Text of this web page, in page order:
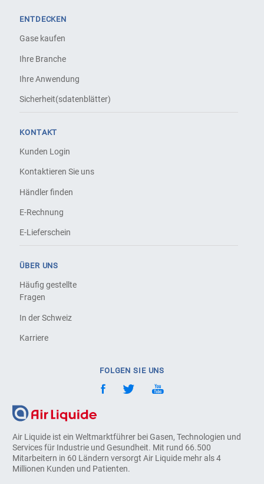
Air Liquide ist ein Weltmarktführer bei Gasen, Technologien und
Services für Industrie und Gesundheit. Mit rund 66.500
Mitarbeitern in 60 Ländern versorgt Air Liquide mehr als 4
Millionen Kunden und Patienten.
ENTDECKEN
Gase kaufen
Ihre Branche
Ihre Anwendung
Sicherheit(sdatenblätter)
KONTAKT
Kunden Login
Kontaktieren Sie uns
Händler finden
E-Rechnung
E-Lieferschein
ÜBER UNS
Häufig gestellte
Fragen
In der Schweiz
Karriere
FOLGEN SIE UNS